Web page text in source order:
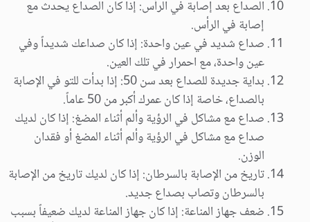
الصداع بعد إصابة في الرأس: إذا كان الصداع يحدث مع
إصابة في الرأس.
صداع شديد في عين واحدة: إذا كان صداعك شديداً وفي
عين واحدة، مع احمرار في تلك العين.
بداية جديدة للصداع بعد سن 50: إذا بدأت للتو في الإصابة
بالصداع، خاصة إذا كان عمرك أكبر من 50 عاماً.
صداع مع مشاكل في الرؤية وألم أثناء المضغ: إذا كان لديك
صداع مع مشاكل في الرؤية وألم أثناء المضغ أو فقدان
الوزن.
تاريخ من الإصابة بالسرطان: إذا كان لديك تاريخ من الإصابة
بالسرطان وتصاب بصداع جديد.
ضعف جهاز المناعة: إذا كان جهاز المناعة لديك ضعيفاً بسبب